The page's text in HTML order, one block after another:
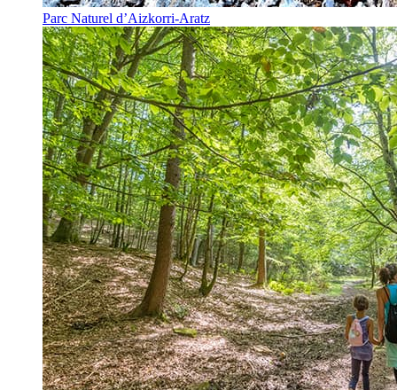
Parc Naturel d’Aizkorri-Aratz